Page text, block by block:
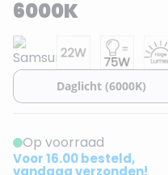
6000K
Op voorraad
Voor 16.00 besteld,
vandaag verzonden!